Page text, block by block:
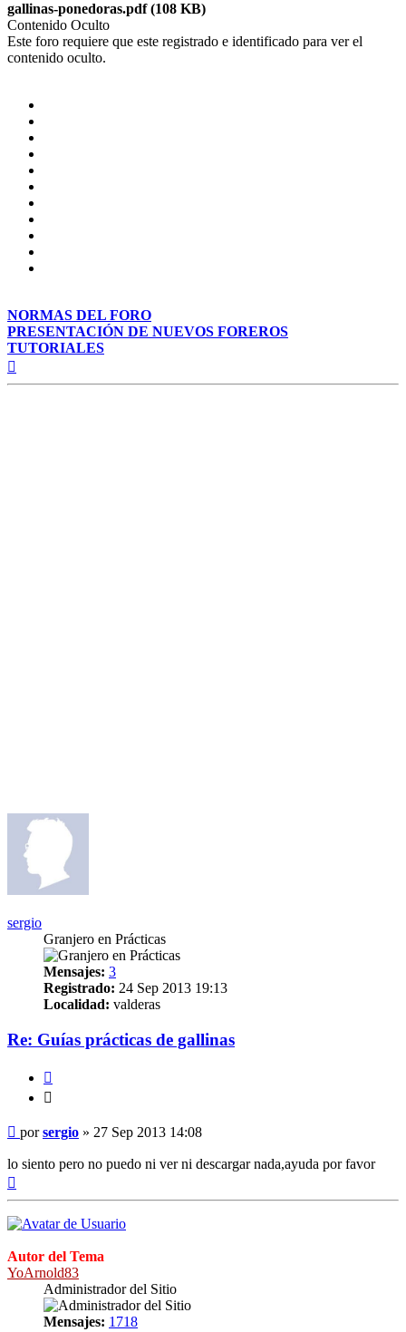
gallinas-ponedoras.pdf (108 KB)
Contenido Oculto
Este foro requiere que este registrado e identificado para ver el
contenido oculto.
NORMAS DEL FORO
PRESENTACIÓN DE NUEVOS FOREROS
TUTORIALES
sergio
Granjero en Prácticas
Mensajes: 3
Registrado: 24 Sep 2013 19:13
Localidad: valderas
Re: Guías prácticas de gallinas
Mensaje
porsergio » 27 Sep 2013 14:08
lo siento pero no puedo ni ver ni descargar nada,ayuda por favor
Autor del Tema
YoArnold83
Administrador del Sitio
Mensajes: 1718